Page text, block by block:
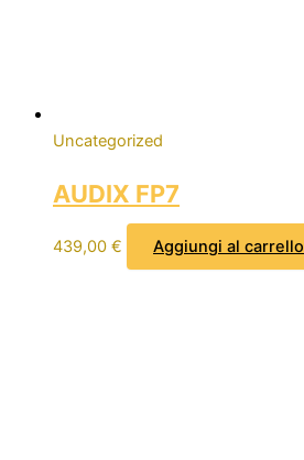
Uncategorized
AUDIX FP7
439,00 € Aggiungi al carrello